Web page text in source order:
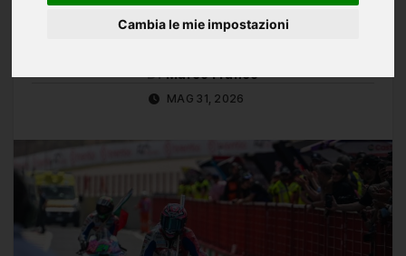
Cambia le mie impostazioni
Di Marco Franco
MAG 31, 2026